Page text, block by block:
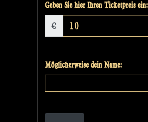
Geben Sie hier Ihren Ticketpreis ein:
€
Möglicherweise dein Name: